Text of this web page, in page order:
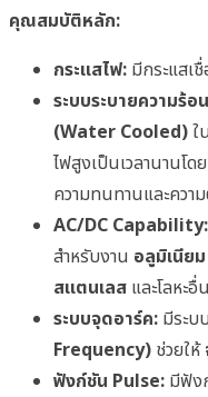
คุณสมบัติหลัก:
กระแสไฟ: มีกระแสเ
ระบบระบายความร้อ
(Water Cooled)ใ
ไฟสูงเป็นเวลานานโ
ความทนทานและควา
AC/DC Capability:
สำหรับงาน อลูมิเนียม
สแตนเลส และโลหะอื่
ระบบจุดอาร์ค: มีระบบ
Frequency) ช่วยให้
ฟังก์ชัน Pulse: มีฟัง